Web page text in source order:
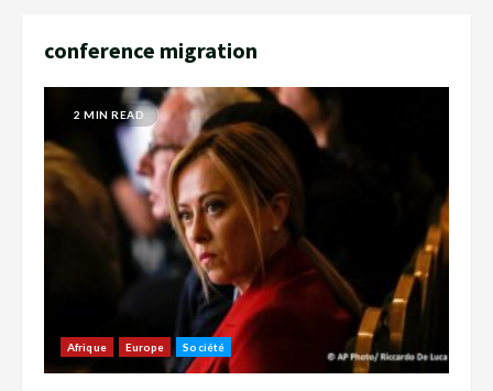
conference migration
2 MIN READ
Afrique Europe Société